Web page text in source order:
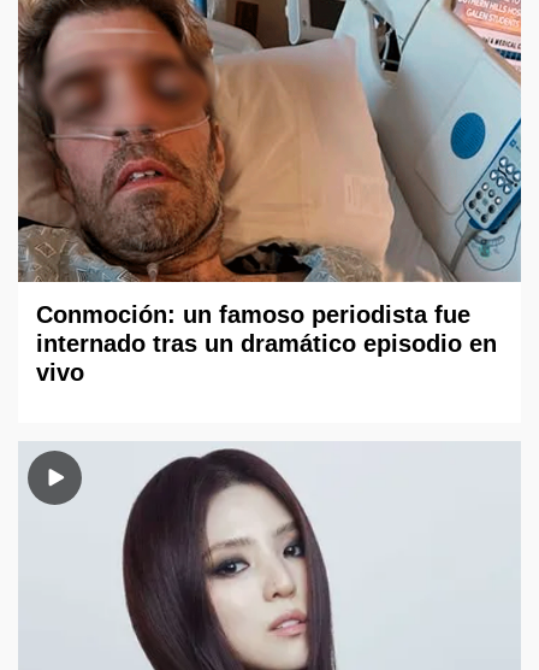
Conmoción: un famoso periodista fue
internado tras un dramático episodio en
vivo